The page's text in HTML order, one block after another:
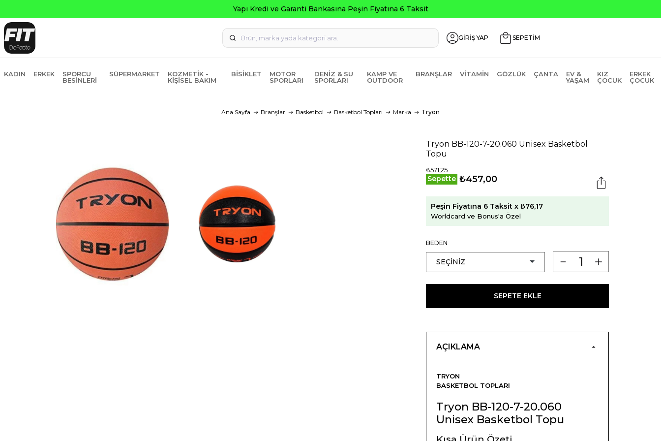
Seçili Ürünlerde ₺2000 Üzeri ₺200 İndirim Kodu: AGUSTOS200
GİRİŞ YAP SEPETİM
KADIN ERKEK
SPORCU
BESINLERI
SÜPERMARKET
KOZMETIK -
KIŞISEL BAKIM
BISIKLET
MOTOR
SPORLARI
DENIZ & SU
SPORLARI
KAMP VE
OUTDOOR
BRANŞLAR VITAMIN GÖZLÜK ÇANTA
EV &
YAŞAM
KIZ
ÇOCUK
ERKEK
ÇOCUK
Ana Sayfa Branşlar Basketbol Basketbol Topları Marka Tryon
Tryon BB-120-7-20.060 Unisex Basketbol
Topu
₺571,25
Sepette ₺457,00
Peşin Fiyatına 6 Taksit x ₺76,17
Worldcard ve Bonus'a Özel
BEDEN
SEPETE EKLE
AÇIKLAMA
TRYON
BASKETBOL TOPLARI
Tryon BB-120-7-20.060
Unisex Basketbol Topu